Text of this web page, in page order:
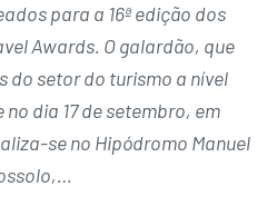
para a 16ª edição dos
Awards. O galardão, que
do setor do turismo a nível
dia 17 de setembro, em
se no Hipódromo Manuel